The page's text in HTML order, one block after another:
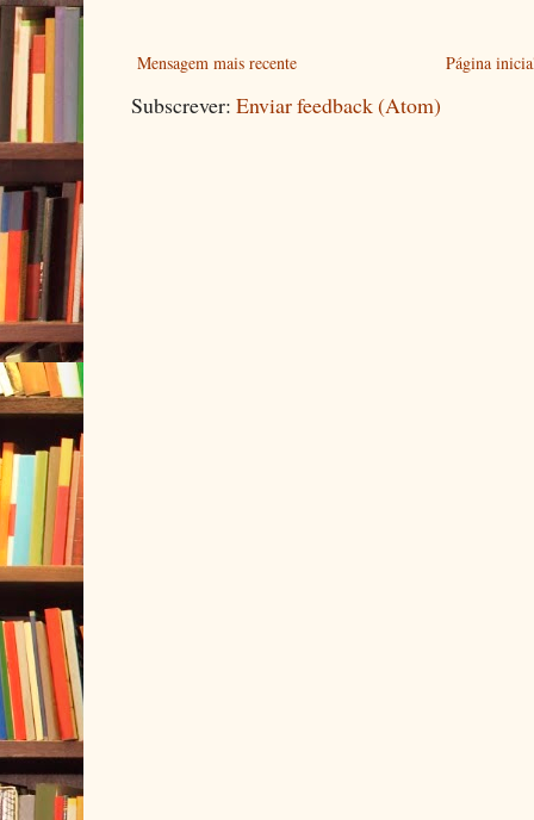
Mensagem mais recente Página
Subscrever: Enviar feedback (Atom)